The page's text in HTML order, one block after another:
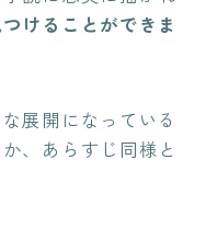
けることができま
展開になっている
、あらすじ同様と